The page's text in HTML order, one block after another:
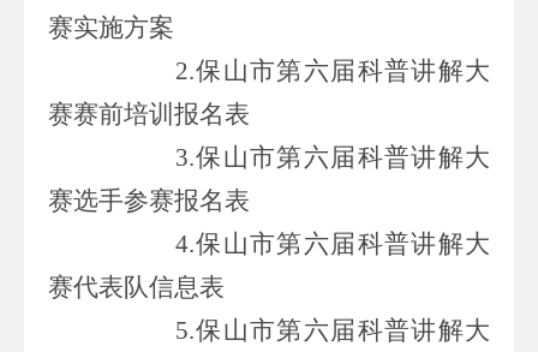
赛实施方案
2.保山市第六届科普讲解大
赛赛前培训报名表
3.保山市第六届科普讲解大
赛选手参赛报名表
4.保山市第六届科普讲解大
赛代表队信息表
5.保山市第六届科普讲解大